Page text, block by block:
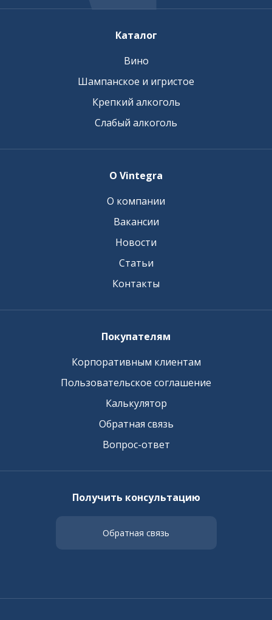
Каталог
Вино
Шампанское и игристое
Крепкий алкоголь
Слабый алкоголь
О Vintegra
О компании
Вакансии
Новости
Статьи
Контакты
Покупателям
Корпоративным клиентам
Пользовательское соглашение
Калькулятор
Обратная связь
Вопрос-ответ
Получить консультацию
Обратная связь